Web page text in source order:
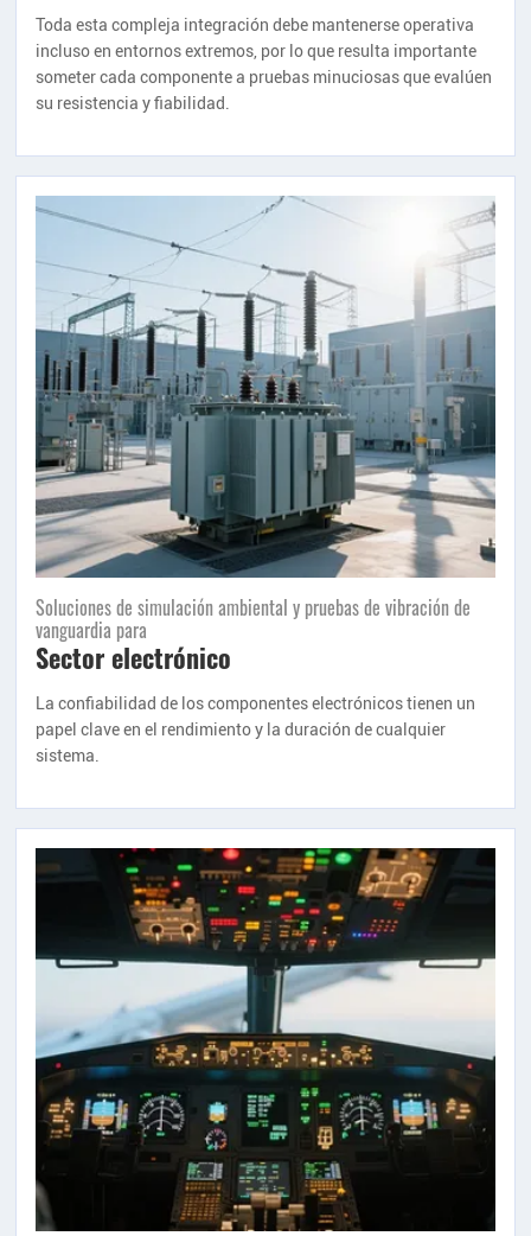
Toda esta compleja integración debe mantenerse operativa
incluso en entornos extremos, por lo que resulta importante
someter cada componente a pruebas minuciosas que evalúen
su resistencia y fiabilidad.
Soluciones de simulación ambiental y pruebas de vibración de
vanguardia para
Sector electrónico
La confiabilidad de los componentes electrónicos tienen un
papel clave en el rendimiento y la duración de cualquier
sistema.